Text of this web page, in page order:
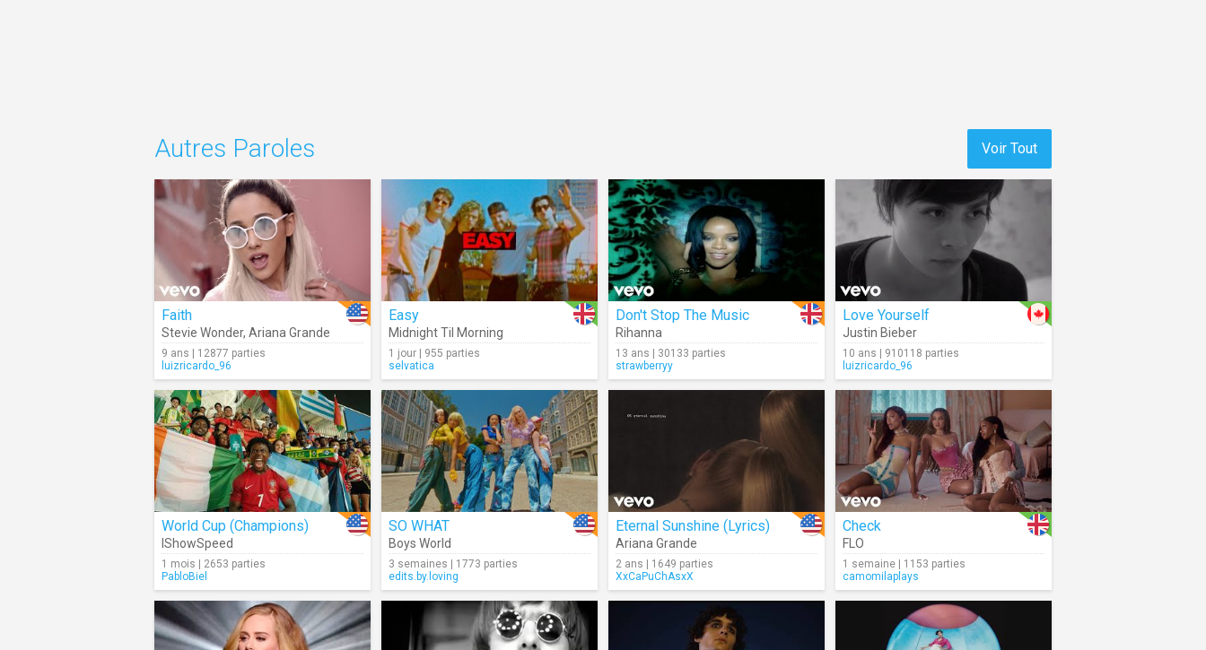
Voir Tout
Autres Paroles
Faith
Stevie Wonder, Ariana Grande
9 ans | 12877 parties
luizricardo_96
Easy
Midnight Til Morning
1 jour | 955 parties
selvatica
Don't Stop The Music
Rihanna
13 ans | 30133 parties
strawberryy
Love Yourself
Justin Bieber
10 ans | 910118 parties
luizricardo_96
World Cup (Champions)
IShowSpeed
1 mois | 2653 parties
PabloBiel
SO WHAT
Boys World
3 semaines | 1773 parties
edits.by.loving
Eternal Sunshine (Lyrics)
Ariana Grande
2 ans | 1649 parties
XxCaPuChAsxX
Check
FLO
1 semaine | 1153 parties
camomilaplays